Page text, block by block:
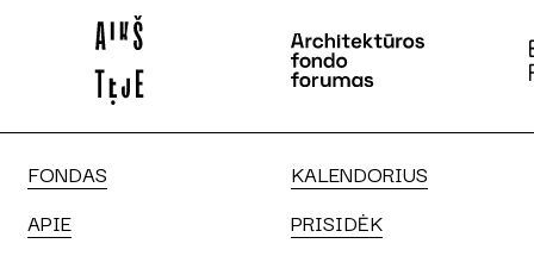
FONDAS
APIE
KALENDORIUS
PRISIDĖK